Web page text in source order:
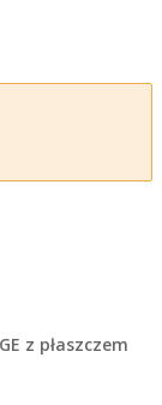
z płaszczem